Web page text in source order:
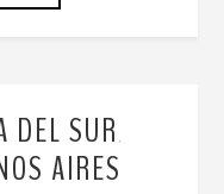
DEL SUR
AIRES